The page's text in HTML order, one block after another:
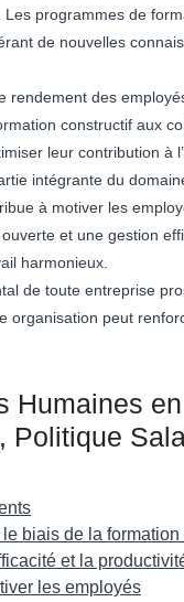
programmes de
de nouvelles
des
constructif aux
leur contribution à
intégrante du
à motiver les
et une gestion
harmonieux.
de toute entreprise
organisation peut
Humaines
Politique
biais de la
et la
les employés